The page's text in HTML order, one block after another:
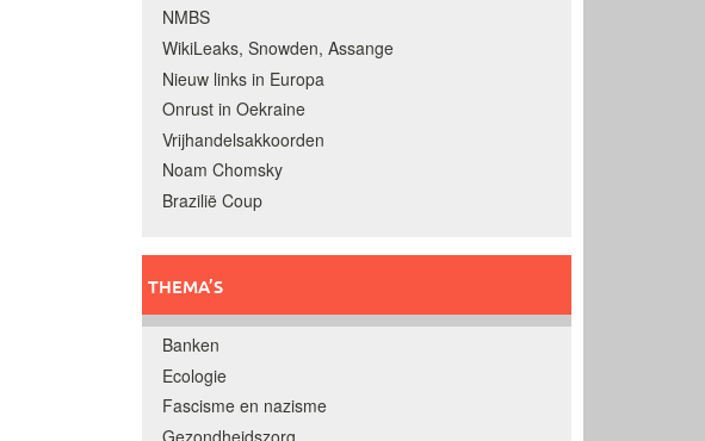
NMBS
WikiLeaks, Snowden, Assange
Nieuw links in Europa
Onrust in Oekraine
Vrijhandelsakkoorden
Noam Chomsky
Brazilië Coup
THEMA’S
Banken
Ecologie
Fascisme en nazisme
Gezondheidszorg